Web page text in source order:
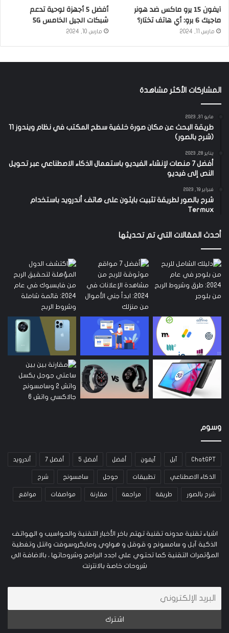
آيفون 15 يرو ماكس ضد هونر
ماجيك 6 برو: أي هاتف تختار؟
مارس 11, 2024
أفضل 5 أجهزة لوحية تدعم
شبكات الجيل الخامس 5G
مارس 10, 2024
المشاركات الأكثر مشاهدة
مايو 31, 2023
طريقة البحث عن مكان صورة خلفية سطح المكتب في نظام ويندوز 11
(شرح بالصور)
يناير 28, 2023
أفضل 7 منصات لإنشاء الفيديو باستعمال الذكاء الاصطناعي عبر تحويل
النص إلى فيديو
فبراير 19, 2023
شرح بالصور لطريقة تثبيت بايثون على هاتف أندرويد باستخدام
Termux
أحدث المقالات التي تم تحديثها
وسوم
ChatGPT آبل آيفون أفضل أفضل 5 أفضل 7 أندرويد
الذكاء الاصطناعي تطبيقات جوجل سامسونج شرح
شرح بالصور طريقة مراجعة مقارنة مواصفات مواقع
اشياء تقنية مدونه تقنية تهتم باخر الأخبار التقنية والحواسيب و الهواتف
الذكية آبل و سامسونج و قوقل و هواوي ومايكروسوفت وانتل وتغطية
المؤتمرات التقنية كما تحتوي علي اجدد البرامج وشروحاتها ، بالاضافة الي
شروحات خاصة بالانترنت